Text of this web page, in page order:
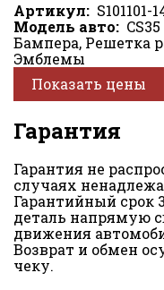
Артикул
S101101-
Модель авто
CS35
Бампера, Решетка
Эмблемы
Показать цены
Гарантия
Гарантия не
случаях
Гарантийный срок
деталь напрямую
движения
Возврат и обмен
чеку.